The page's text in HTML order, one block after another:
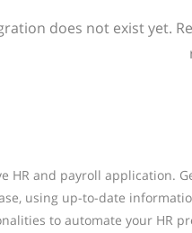
does not exist yet.
HR and payroll application.
using up-to-date
to automate your HR